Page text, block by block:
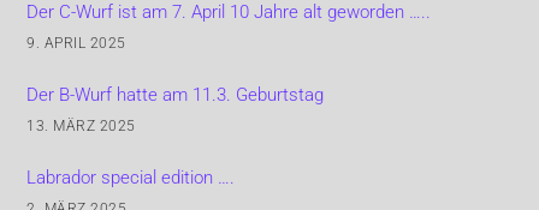
Der C-Wurf ist am 7. April 10 Jahre alt geworden …..
9. APRIL 2025
Der B-Wurf hatte am 11.3. Geburtstag
13. MÄRZ 2025
Labrador special edition ….